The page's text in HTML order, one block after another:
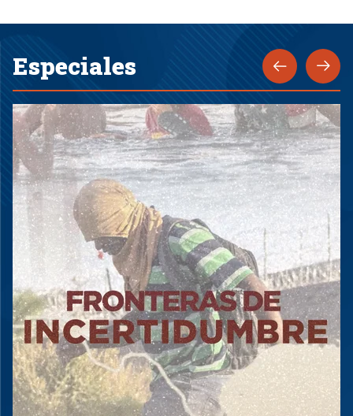
Especiales